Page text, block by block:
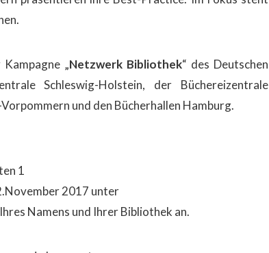
„Netzwerk Bibliothek“ des Deutschen
Schleswig-Holstein, der Büchereizentrale
und den Bücherhallen Hamburg.
1
2017 unter
Namens und Ihrer Bibliothek an.